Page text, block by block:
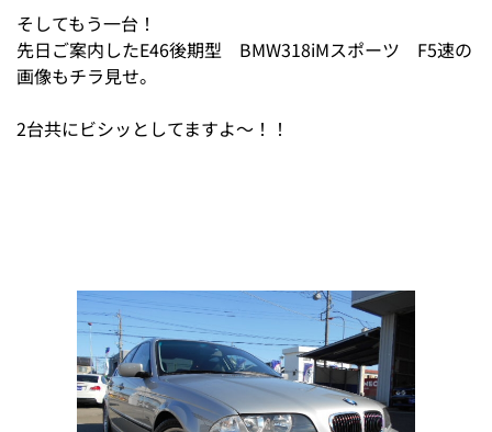
そしてもう一台！
先日ご案内したE46後期型 BMW318iMスポーツ F5速の
画像もチラ見せ。
2台共にビシッとしてますよ～！！